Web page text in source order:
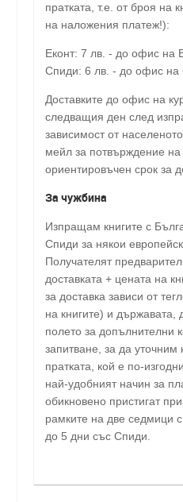
пратката, т.е. от броя на
на наложения платеж!):
Еконт: 7 лв. - до офис на
Спиди: 6 лв. - до офис на
Доставките до офис на
следващия ден след
зависимост от
мейл за потвърждение на
ориентировъчен срок за
За чужбина
Изпращам книгите с
Спиди за някои
Получателят
доставката + цената на
за доставка зависи от
на книгите) и държавата,
полето за допълнителни
запитване, за да уточним
пратката, кой е по-
най-удобният начин за
обикновено пристигат
рамките на две седмици
до 5 дни със Спиди.